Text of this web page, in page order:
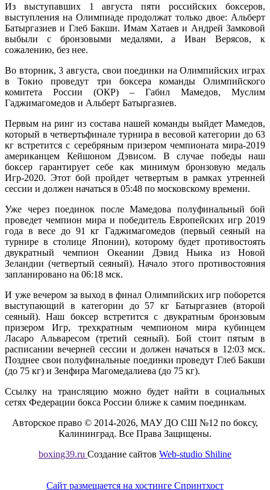
Из выступавших 1 августа пяти российских боксеров,
выступления на Олимпиаде продолжат только двое: Альберт
Батыргазиев и Глеб Бакши. Имам Хатаев и Андрей Замковой
выбыли с бронзовыми медалями, а Иван Верясов, к
сожалению, без нее.
Во вторник, 3 августа, свои поединки на Олимпийских играх
в Токио проведут три боксера команды Олимпийского
комитета России (ОКР) – Габил Мамедов, Муслим
Гаджимагомедов и Альберт Батыргазиев.
Первым на ринг из состава нашей команды выйдет Мамедов,
который в четвертьфинале турнира в весовой категории до 63
кг встретится с серебряным призером чемпионата мира-2019
американцем Кейшоном Дэвисом. В случае победы наш
боксер гарантирует себе как минимум бронзовую медаль
Игр-2020. Этот бой пройдет четвертым в рамках утренней
сессии и должен начаться в 05:48 по московскому времени.
Уже через поединок после Мамедова полуфинальный бой
проведет чемпион мира и победитель Европейских игр 2019
года в весе до 91 кг Гаджимагомедов (первый сеяный на
турнире в столице Японии), которому будет противостоять
двукратный чемпион Океании Дэвид Ньика из Новой
Зеландии (четвертый сеяный). Начало этого противостояния
запланировано на 06:18 мск.
И уже вечером за выход в финал Олимпийских игр поборется
выступающий в категории до 57 кг Батыргазиев (второй
сеяный). Наш боксер встретится с двукратным бронзовым
призером Игр, трехкратным чемпионом мира кубинцем
Ласаро Альваресом (третий сеяный). Бой стоит пятым в
расписании вечерней сессии и должен начаться в 12:03 мск.
Позднее свои полуфинальные поединки проведут Глеб Бакши
(до 75 кг) и Зенфира Магомедалиева (до 75 кг).
Ссылку на трансляцию можно будет найти в социальных
сетях Федерации бокса России ближе к самим поединкам.
Авторское право © 2014-2026, МАУ ДО СШ №12 по боксу,
Калининград. Все Права Защищены.
boxing39.ru Создание сайтов Web-studio Shiline
Сайт размещается на хостинге Спринтхост